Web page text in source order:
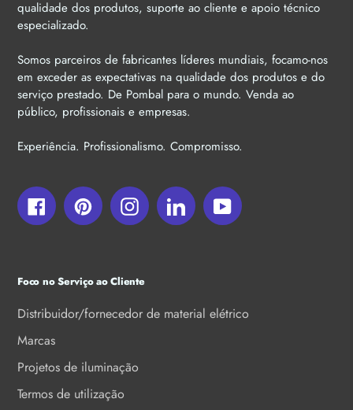
qualidade dos produtos, suporte ao cliente e apoio técnico
especializado.
Somos parceiros de fabricantes líderes mundiais, focamo-nos
em exceder as expectativas na qualidade dos produtos e do
serviço prestado. De Pombal para o mundo. Venda ao
público, profissionais e empresas.
Experiência. Profissionalismo. Compromisso.
FacebookPinterestInstagramLinkedInYouTube
Foco no Serviço ao Cliente
Distribuidor/fornecedor de material elétrico
Marcas
Projetos de iluminação
Termos de utilização